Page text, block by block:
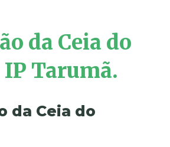
da Ceia do
Tarumã.
da Ceia do